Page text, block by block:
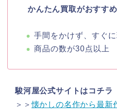
かんたん買取がおすす
手間をかけず、すぐ
商品の数が30点以上
駿河屋公式サイトはコチラ
＞＞懐かしの名作から最新